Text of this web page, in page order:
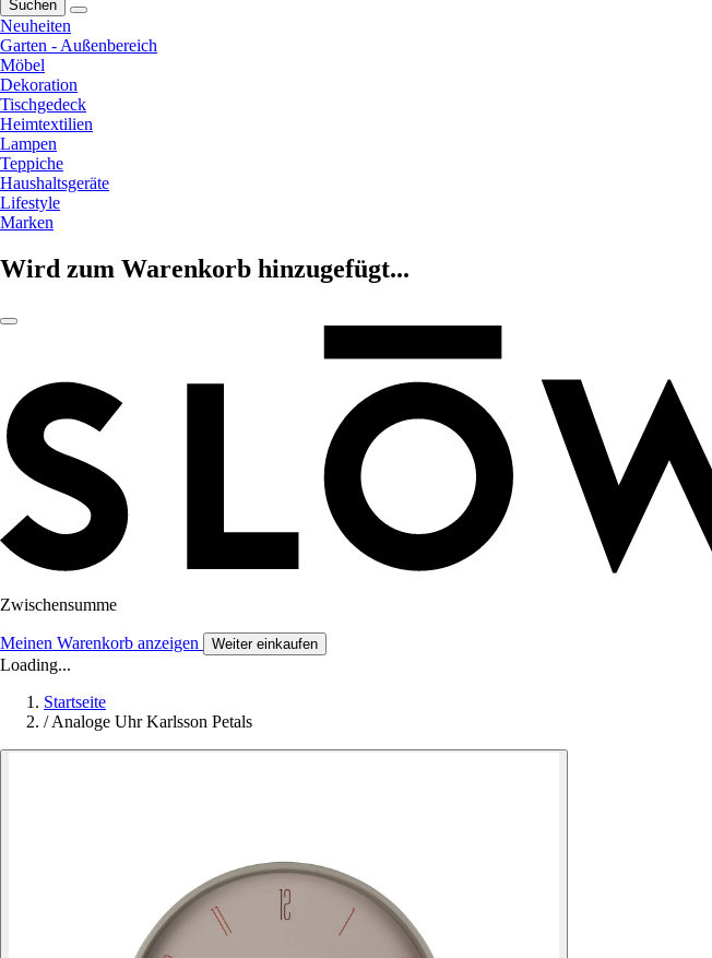
Suchen
Neuheiten
Garten - Außenbereich
Möbel
Dekoration
Tischgedeck
Heimtextilien
Lampen
Teppiche
Haushaltsgeräte
Lifestyle
Marken
Wird zum Warenkorb hinzugefügt...
Zwischensumme
Meinen Warenkorb anzeigen Weiter einkaufen
Loading...
Startseite
/ Analoge Uhr Karlsson Petals